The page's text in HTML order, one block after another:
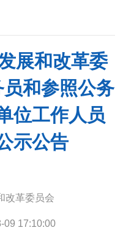
展和改革委
和参照公务
位工作人员
示公告
改革委员会
09 17:10:00